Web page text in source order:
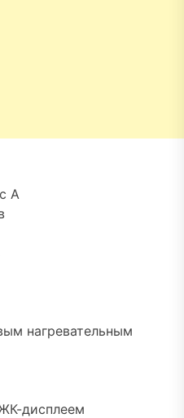
A
нагревательным
дисплеем